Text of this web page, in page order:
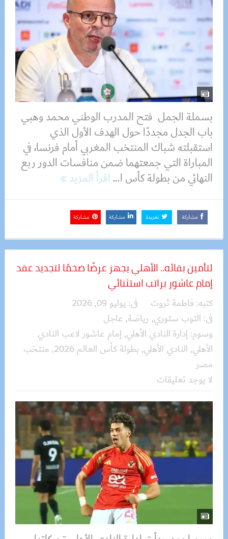
بسملة الجمل فتح المدرب الوطني محمد وهبي
باب الجدل مجددًا حول الهدف الأول الذي
استقبلته شباك المنتخب المغربي أمام فرنسا، في
المباراة التي جمعتهما ضمن منافسات الدور ربع
النهائي من بطولة كأس ا...اقرأ المزيد
مشاركة تغريدة مشاركة مشاركة
لتأمين بقائه.. الأهلي يجهز عرضًا ضخمًا لتجديد عقد
إمام عاشور براتب استثنائي
كتبه: فاطمة ثروت فى: يوليو 09, 2026
فى: التوب ستوري, رياضة, عاجل
وسوم: إدارة النادي الأهلي, إمام عاشور لاعب النادي
الأهلي, النادي الأهلي, بطولة كأس العالم 2026 , منتخب
مصر
لا يوجد تعليقات